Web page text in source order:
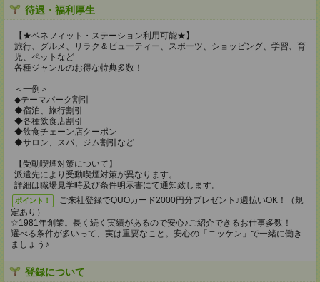
待遇・福利厚生
【★ベネフィット・ステーション利用可能★】
旅行、グルメ、リラク＆ビューティー、スポーツ、ショッピング、学習、育
児、ペットなど
各種ジャンルのお得な特典多数！
＜一例＞
◆テーマパーク割引
◆宿泊、旅行割引
◆各種飲食店割引
◆飲食チェーン店クーポン
◆サロン、スパ、ジム割引など
【受動喫煙対策について】
派遣先により受動喫煙対策が異なります。
詳細は職場見学時及び条件明示書にて通知致します。
ポイント！
ご来社登録でQUOカード2000円分プレゼント♪週払いOK！（規
定あり）
☆1981年創業。長く続く実績があるので安心♪ご紹介できるお仕事多数！
選べる条件が多いって、実は重要なこと。安心の「ニッケン」で一緒に働き
ましょう♪
登録について